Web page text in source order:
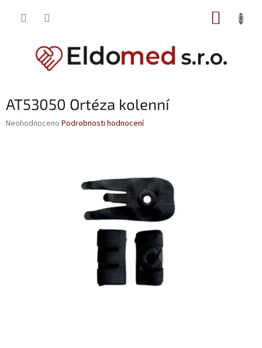
AT53050 Ortéza kolenní
Průměrné
Neohodnoceno Podrobnosti hodnocení